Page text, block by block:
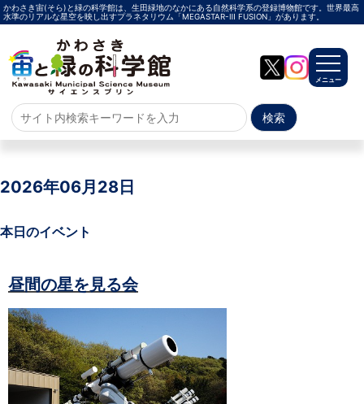
かわさき宙(そら)と緑の科学館は、生田緑地のなかにある自然科学系の登録博物館です。世界最高
水準のリアルな星空を映し出すプラネタリウム「MEGASTAR-Ⅲ FUSION」があります。
メニュー
ホーム
メガスターご紹介
投影メニュー
投影時間・料金
プラネタリウム解説員
イベント
当日参加
事前申込
その他
施設案内
自然体験
天文体験
フロア案内
屋外展示 D51形蒸気機関車
利用案内
2026年06月28日
本日のイベント
昼間の星を見る会